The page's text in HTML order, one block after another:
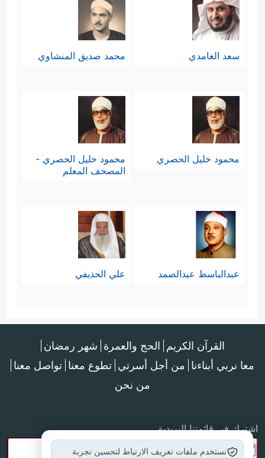
سعد الغامدي محمد صديق المنشاوي
محمود خليل الحصري
محمود خليل الحصري -
المصحف المعلم
عبدالباسط عبدالصمد علي الحذيفي
القرآن الكريم الحج والعمرة شهر رمضان
معا نربي أبناءنا من أجل أسرتي تطوع معنا تواصل معنا
من نحن
اشترك في قائمتنا البريدية
نستخدم ملفات تعريف الارتباط لتحسين تجربة